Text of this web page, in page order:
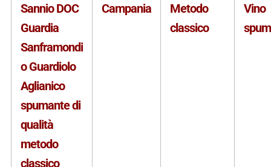
Sannio DOC
Guardia
Sanframondi
o Guardiolo
Aglianico
spumante di
qualità
metodo
classico
Campania
Metodo
classico
Vino